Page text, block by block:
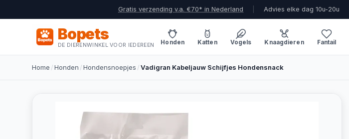
Gratis verzending v.a. €70* in Nederland Advies elke dag 10u-20u
Bopets
DE DIERENWINKEL VOOR IEDEREEN Honden Katten Vogels Knaagdieren Fantail
Home /Honden /Hondensnoepjes /Vadigran Kabeljauw Schijfjes Hondensnack